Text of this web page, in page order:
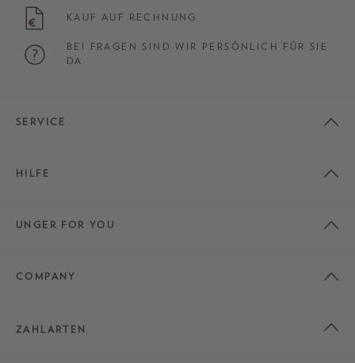
KAUF AUF RECHNUNG
BEI FRAGEN SIND WIR PERSÖNLICH FÜR SIE
DA
SERVICE
HILFE
UNGER FOR YOU
COMPANY
ZAHLARTEN